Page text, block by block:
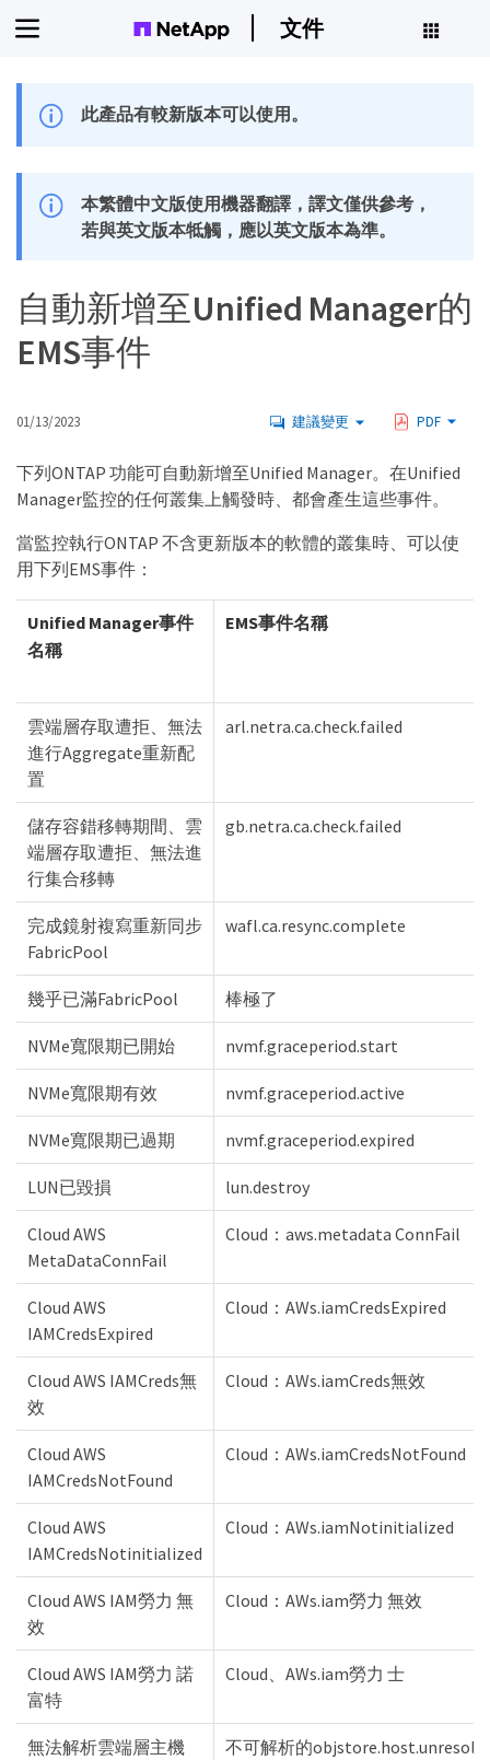
文件
此產品有較新版本可以使用。
本繁體中文版使用機器翻譯，譯文僅供參考，
若與英文版本牴觸，應以英文版本為準。
自動新增至Unified Manager的
EMS事件
01/13/2023 建議變更 PDF
下列ONTAP 功能可自動新增至Unified Manager。在Unified
Manager監控的任何叢集上觸發時、都會產生這些事件。
當監控執行ONTAP 不含更新版本的軟體的叢集時、可以使
用下列EMS事件：
Unified Manager事件
名稱
EMS事件名稱
雲端層存取遭拒、無法
進行Aggregate重新配
置
arl.netra.ca.check.failed
儲存容錯移轉期間、雲
端層存取遭拒、無法進
行集合移轉
gb.netra.ca.check.failed
完成鏡射複寫重新同步
FabricPool
wafl.ca.resync.complete
幾乎已滿FabricPool 棒極了
NVMe寬限期已開始 nvmf.graceperiod.start
NVMe寬限期有效 nvmf.graceperiod.active
NVMe寬限期已過期 nvmf.graceperiod.expired
LUN已毀損 lun.destroy
Cloud AWS
MetaDataConnFail
Cloud：aws.metadata ConnFail
Cloud AWS
IAMCredsExpired
Cloud：AWs.iamCredsExpired
Cloud AWS IAMCreds無
效
Cloud：AWs.iamCreds無效
Cloud AWS
IAMCredsNotFound
Cloud：AWs.iamCredsNotFound
Cloud AWS
IAMCredsNotinitialized
Cloud：AWs.iamNotinitialized
Cloud AWS IAM勞力 無
效
Cloud：AWs.iam勞力 無效
Cloud AWS IAM勞力 諾
富特
Cloud、AWs.iam勞力 士
無法解析雲端層主機 不可解析的